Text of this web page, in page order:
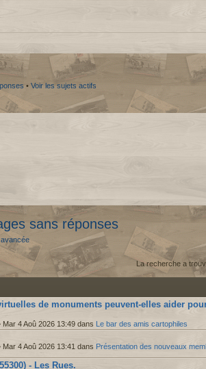
• Voir les sujets actifs
sans réponses
La recherche a
de monuments peuvent-elles aider
Mar 4 Aoû 2026 13:49 dans Le bar des amis cartophiles
Mar 4 Aoû 2026 13:41 dans Présentation des nouveaux
- Les Rues.